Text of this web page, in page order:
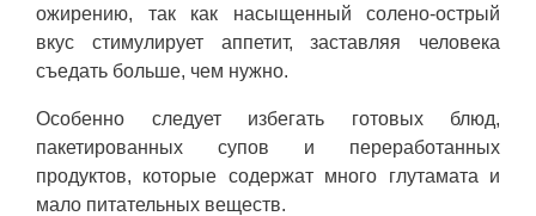
ожирению, так как насыщенный солено-острый
вкус стимулирует аппетит, заставляя человека
съедать больше, чем нужно.
Особенно следует избегать готовых блюд,
пакетированных супов и переработанных
продуктов, которые содержат много глутамата и
мало питательных веществ.